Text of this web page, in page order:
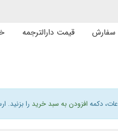
سفارش
قیمت دارالترجمه
دکمه افزودن به سبد خرید را بزنید.